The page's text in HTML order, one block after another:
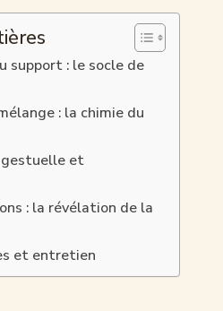
support : le socle de
: la chimie du
gestuelle et
: la révélation de la
et entretien